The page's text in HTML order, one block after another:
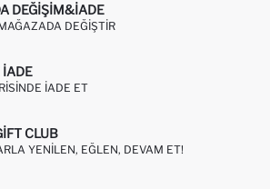
DEĞIŞIM&İADE
DEĞIŞTIR
IADE
IADE ET
CLUB
YENILEN, EĞLEN, DEVAM ET!